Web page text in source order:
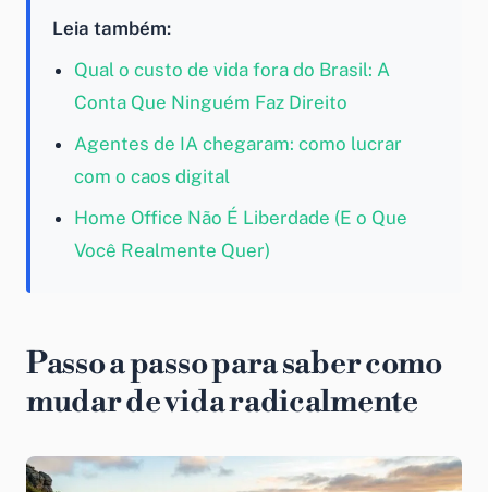
Leia também:
Qual o custo de vida fora do Brasil: A
Conta Que Ninguém Faz Direito
Agentes de IA chegaram: como lucrar
com o caos digital
Home Office Não É Liberdade (E o Que
Você Realmente Quer)
Passo a passo para saber como
mudar de vida radicalmente